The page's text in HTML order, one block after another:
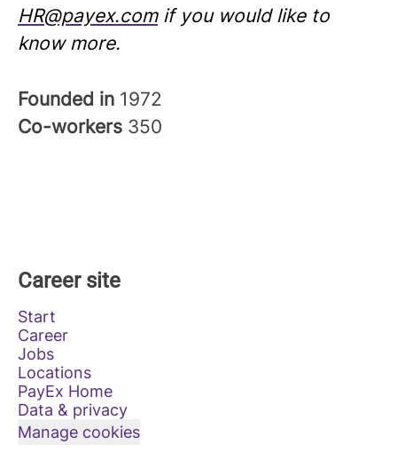
HR@payex.comif you would like to
know more.
Founded in 1972
Co-workers 350
Career site
Start
Career
Jobs
Locations
PayEx Home
Data & privacy
Manage cookies